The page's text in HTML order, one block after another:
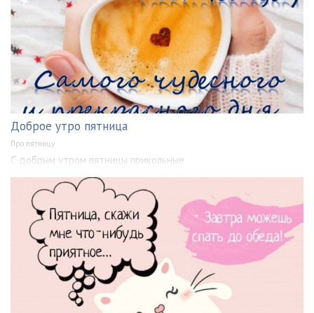
Доброе утро пятница
Про пятницу
С добрым утром пятницы прикольные